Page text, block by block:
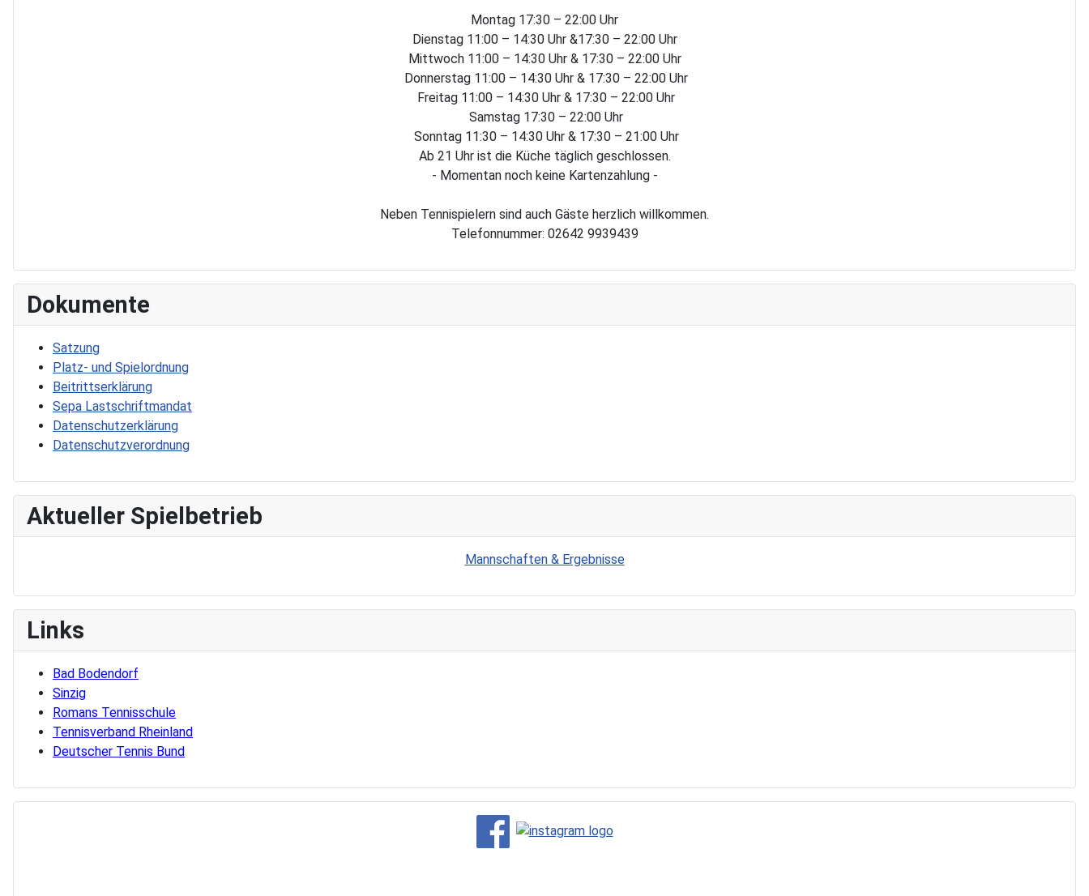
Montag 17:30 – 22:00 Uhr
Dienstag 11:00 – 14:30 Uhr &17:30 – 22:00 Uhr
Mittwoch 11:00 – 14:30 Uhr & 17:30 – 22:00 Uhr
Donnerstag 11:00 – 14:30 Uhr & 17:30 – 22:00 Uhr
Freitag 11:00 – 14:30 Uhr & 17:30 – 22:00 Uhr
Samstag 17:30 – 22:00 Uhr
Sonntag 11:30 – 14:30 Uhr & 17:30 – 21:00 Uhr
Ab 21 Uhr ist die Küche täglich geschlossen.
- Momentan noch keine Kartenzahlung -
Neben Tennispielern sind auch Gäste herzlich willkommen.
Telefonnummer: 02642 9939439
Dokumente
Satzung
Platz- und Spielordnung
Beitrittserklärung
Sepa Lastschriftmandat
Datenschutzerklärung
Datenschutzverordnung
Aktueller Spielbetrieb
Mannschaften & Ergebnisse
Links
Bad Bodendorf
Sinzig
Romans Tennisschule
Tennisverband Rheinland
Deutscher Tennis Bund